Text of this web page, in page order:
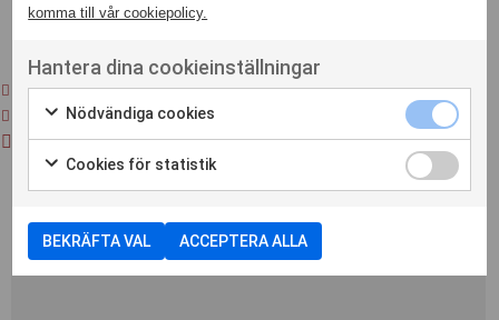
Kontakta oss
08-87 59 87
info@svenskalamella.se
Jämtlandsgatan 120
162 60 Vällingby
Cookieinställningar
komma till vår cookiepolicy.
Hantera dina cookieinställningar
Nödvändiga cookies
Cookies för statistik
BEKRÄFTA VAL ACCEPTERA ALLA